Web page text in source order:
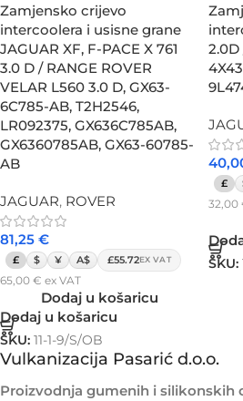
Zamjensko crijevo
intercoolera i usisne grane
JAGUAR XF, F-PACE X 761
3.0 D / RANGE ROVER
VELAR L560 3.0 D, GX63-
6C785-AB, T2H2546,
LR092375, GX636C785AB,
GX6360785AB, GX63-60785-
AB
JAGUAR, ROVER
81,25 €
£ $ ¥ A$ £55.72EX VAT
65,00 € ex VAT
Dodaj u košaricu
Dodaj u košaricu
SKU: 11-1-9/S/OB
2.0D
£
32,00
SKU:
Vulkanizacija Pasarić d.o.o.
Proizvodnja gumenih i silikonskih